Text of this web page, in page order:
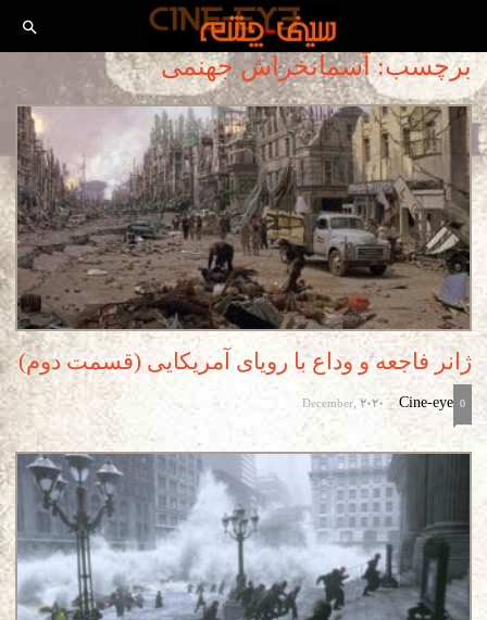
برچسب: آسمانخراش جهنمی
ژانر فاجعه و وداع با رویای آمریکایی (قسمت دوم)
Cine-eye
-
December, 2020 0